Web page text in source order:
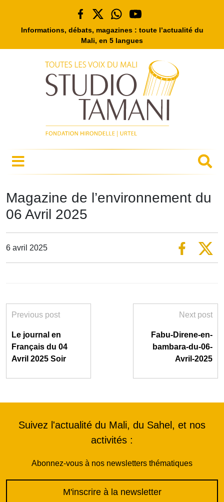
Informations, débats, magazines : toute l’actualité du
Mali, en 5 langues
Magazine de l’environnement du
06 Avril 2025
6 avril 2025
Previous post
Le journal en
Français du 04
Avril 2025 Soir
Next post
Fabu-Direne-en-
bambara-du-06-
Avril-2025
Suivez l'actualité du Mali, du Sahel, et nos
activités :
Abonnez-vous à nos newsletters thématiques
M'inscrire à la newsletter